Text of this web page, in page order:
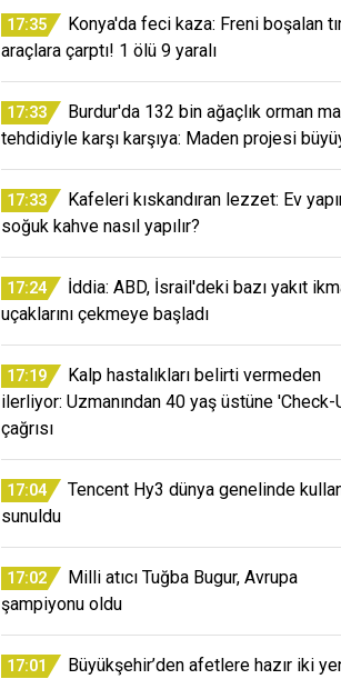
17:35
Konya'da feci kaza: Freni boşalan
araçlara çarptı! 1 ölü 9 yaralı
17:33
Burdur'da 132 bin ağaçlık orman
tehdidiyle karşı karşıya: Maden projesi
17:33
Kafeleri kıskandıran lezzet: Ev
soğuk kahve nasıl yapılır?
17:24
İddia: ABD, İsrail'deki bazı yakıt
uçaklarını çekmeye başladı
17:19
Kalp hastalıkları belirti vermeden
ilerliyor: Uzmanından 40 yaş üstüne 'Check-
çağrısı
17:04
Tencent Hy3 dünya genelinde
sunuldu
17:02
Milli atıcı Tuğba Bugur, Avrupa
şampiyonu oldu
17:01
Büyükşehir’den afetlere hazır iki